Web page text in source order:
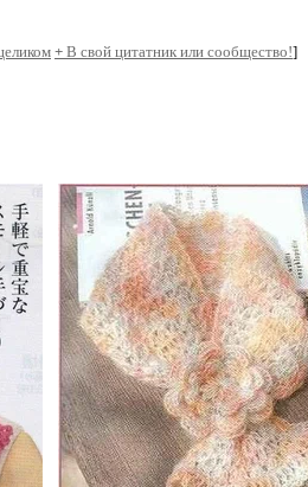
+ В свой цитатник или сообщество!]